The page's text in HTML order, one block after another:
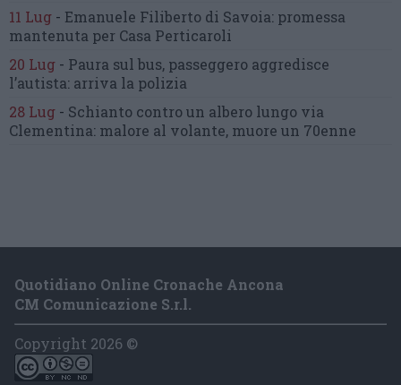
11 Lug - Emanuele Filiberto di Savoia: promessa
mantenuta per Casa Perticaroli
20 Lug - Paura sul bus, passeggero aggredisce
l’autista: arriva la polizia
28 Lug - Schianto contro un albero lungo via
Clementina: malore al volante, muore un 70enne
Quotidiano Online Cronache Ancona
CM Comunicazione S.r.l.
Copyright 2026 ©